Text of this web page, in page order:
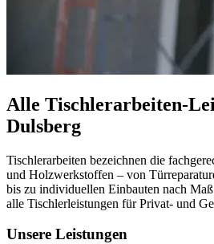
Alle Tischlerarbeiten-
Dulsberg
Tischlerarbeiten bezeichnen die
und Holzwerkstoffen – von
bis zu individuellen Einbauten nach
alle Tischlerleistungen für Privat- und
Unsere Leistungen